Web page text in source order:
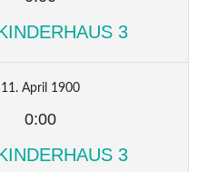
3
11. April 1900
0:00
3